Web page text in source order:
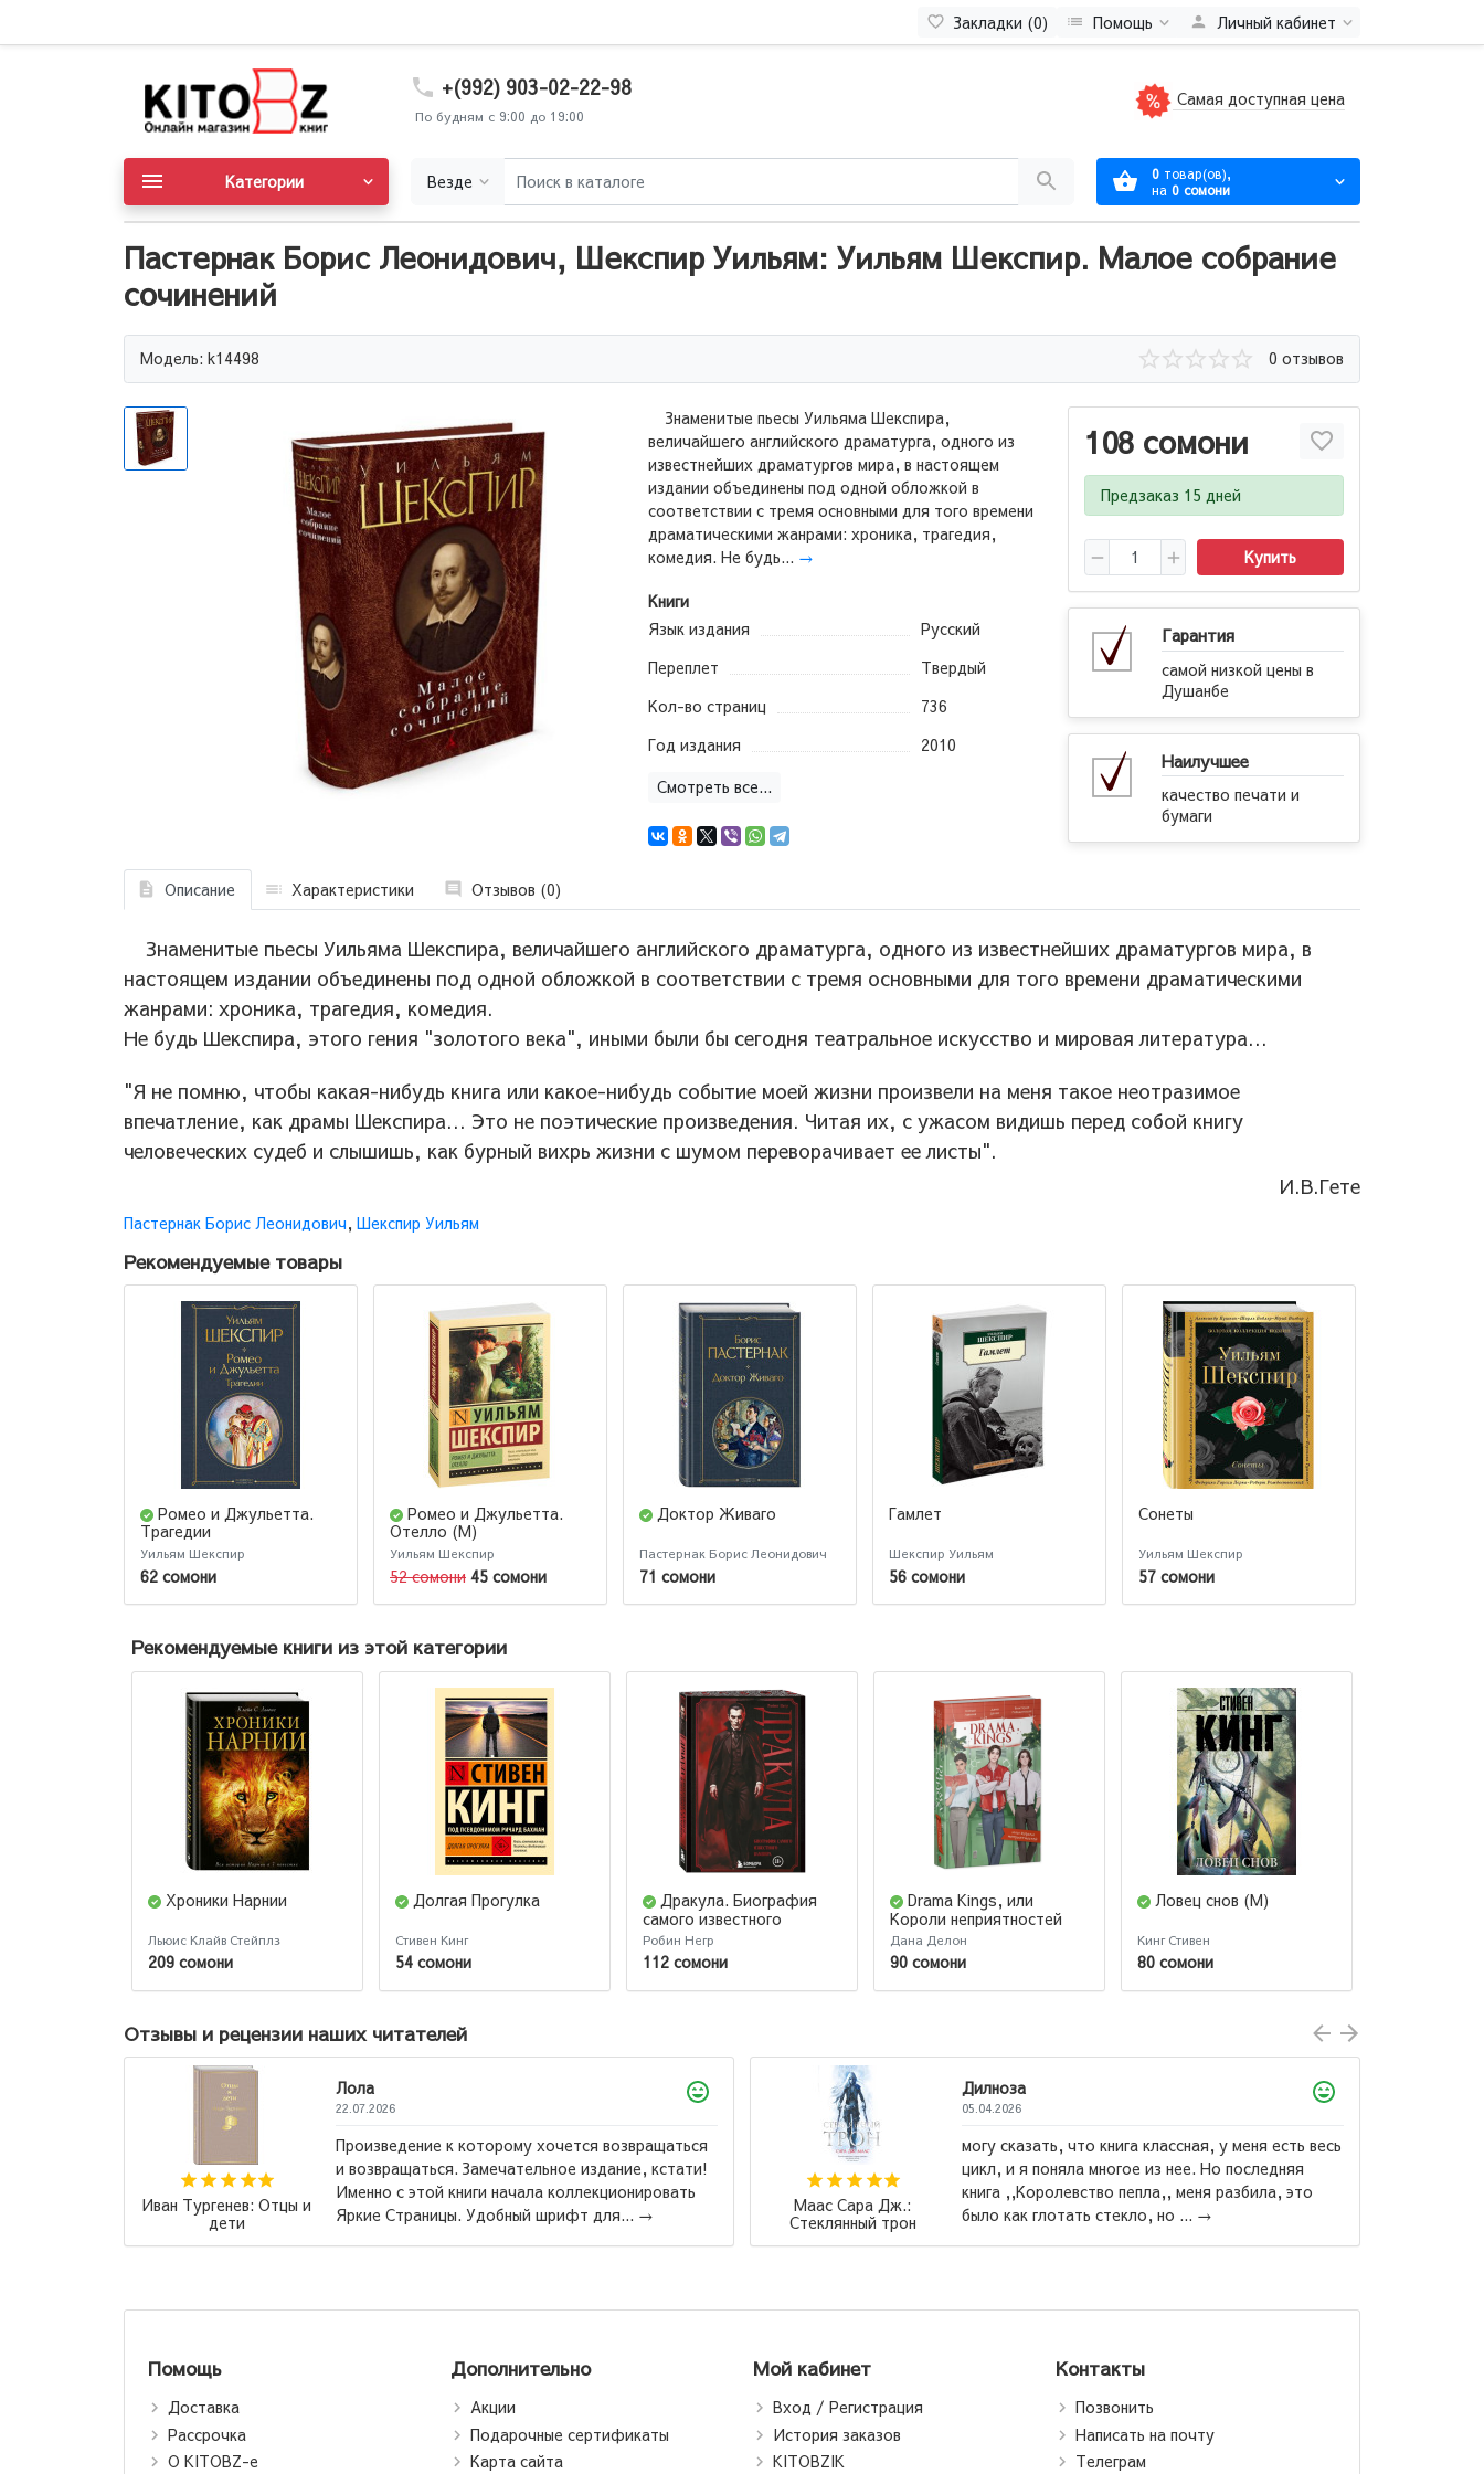
Закладки (0) Помощь Личный кабинет
+(992) 903-02-22-98
По будням с 9:00 до 19:00
Самая доступная цена
Везде 0 товар(ов),
на 0 сомони
Категории
Пастернак Борис Леонидович, Шекспир Уильям: Уильям Шекспир. Малое собрание
сочинений
Модель: k14498 0 отзывов
108 сомони
Предзаказ 15 дней
Купить
Гарантия
самой низкой цены в
Душанбе
Наилучшее
качество печати и
бумаги
Знаменитые пьесы Уильяма Шекспира,
величайшего английского драматурга, одного из
известнейших драматургов мира, в настоящем
издании объединены под одной обложкой в
соответствии с тремя основными для того времени
драматическими жанрами: хроника, трагедия,
комедия. Не будь... →
Книги
Язык издания
Русский
Переплет
Твердый
Кол-во страниц
736
Год издания
2010
Смотреть все...
Описание Характеристики Отзывов (0)
Знаменитые пьесы Уильяма Шекспира, величайшего английского драматурга, одного из известнейших драматургов мира, в
настоящем издании объединены под одной обложкой в соответствии с тремя основными для того времени драматическими
жанрами: хроника, трагедия, комедия.
Не будь Шекспира, этого гения "золотого века", иными были бы сегодня театральное искусство и мировая литература...
"Я не помню, чтобы какая-нибудь книга или какое-нибудь событие моей жизни произвели на меня такое неотразимое
впечатление, как драмы Шекспира... Это не поэтические произведения. Читая их, с ужасом видишь перед собой книгу
человеческих судеб и слышишь, как бурный вихрь жизни с шумом переворачивает ее листы".
И.В.Гете
Пастернак Борис Леонидович, Шекспир Уильям
Рекомендуемые товары
Ромео и Джульетта.
Трагедии
Уильям Шекспир
62 сомони
Ромео и Джульетта.
Отелло (М)
Уильям Шекспир
52 сомони 45 сомони
Доктор Живаго
Пастернак Борис Леонидович
71 сомони
Гамлет
Шекспир Уильям
56 сомони
Сонеты
Уильям Шекспир
57 сомони
Рекомендуемые книги из этой категории
Хроники Нарнии
Льюис Клайв Стейплз
209 сомони
Долгая Прогулка
Стивен Кинг
54 сомони
Дракула. Биография
самого известного
вампира (закрашенный
обрез)
Робин Негр
112 сомони
Drama Kings, или
Короли неприятностей
Дана Делон
90 сомони
Ловец снов (М)
Кинг Стивен
80 сомони
Отзывы и рецензии наших читателей
хочется возвращаться
издание, кстати!
начала коллекционировать
Удобный шрифт для...→
Маас Сара Дж.:
Стеклянный трон
могу сказать, что книга классная, у меня есть весь
цикл, и я поняла многое из нее. Но последняя
книга ,,Королевство пепла,, меня разбила, это
было как глотать стекло, но ...
Роберт Кийосаки:
Падари сарватманд,
падари фақир /
Китоби бехтарин ба ман махкул шуд ва бо
дастрас ❤️...→
Помощь
Доставка
Рассрочка
О KITOBZ-е
Дополнительно
Акции
Подарочные сертификаты
Карта сайта
Мой кабинет
Вход / Регистрация
История заказов
KITOBZIK
Контакты
Позвонить
Написать на почту
Телеграм